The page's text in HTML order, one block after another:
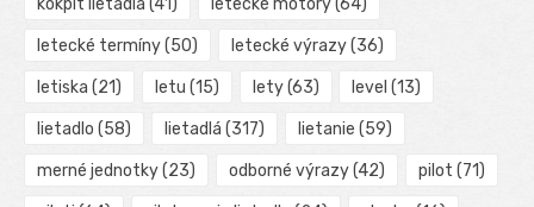
letecké termíny(50) letecké výrazy(36)
letiska (21) letu (15) lety(63) level (13)
lietadlo (58) lietadlá (317) lietanie (59)
merné jednotky(23) odborné výrazy(42) pilot (71)